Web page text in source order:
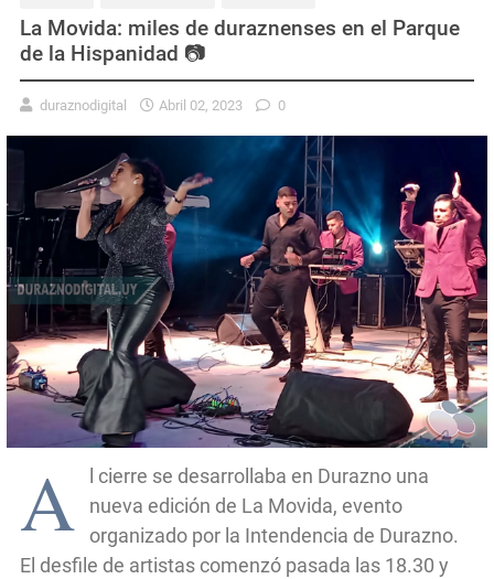
La Movida: miles de duraznenses en el Parque
de la Hispanidad 📷
duraznodigital Abril 02, 2023 0
A
l cierre se desarrollaba en Durazno una
nueva edición de La Movida, evento
organizado por la Intendencia de Durazno.
El desfile de artistas comenzó pasada las 18.30 y